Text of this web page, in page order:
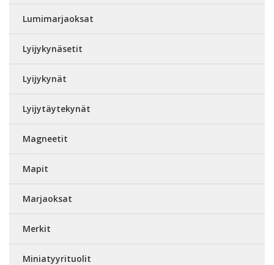
Lumimarjaoksat
Lyijykynäsetit
Lyijykynät
Lyijytäytekynät
Magneetit
Mapit
Marjaoksat
Merkit
Miniatyyrituolit